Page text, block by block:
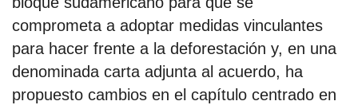
comprometa a adoptar medidas vinculantes
para hacer frente a la deforestación y, en una
denominada carta adjunta al acuerdo, ha
propuesto cambios en el capítulo centrado en